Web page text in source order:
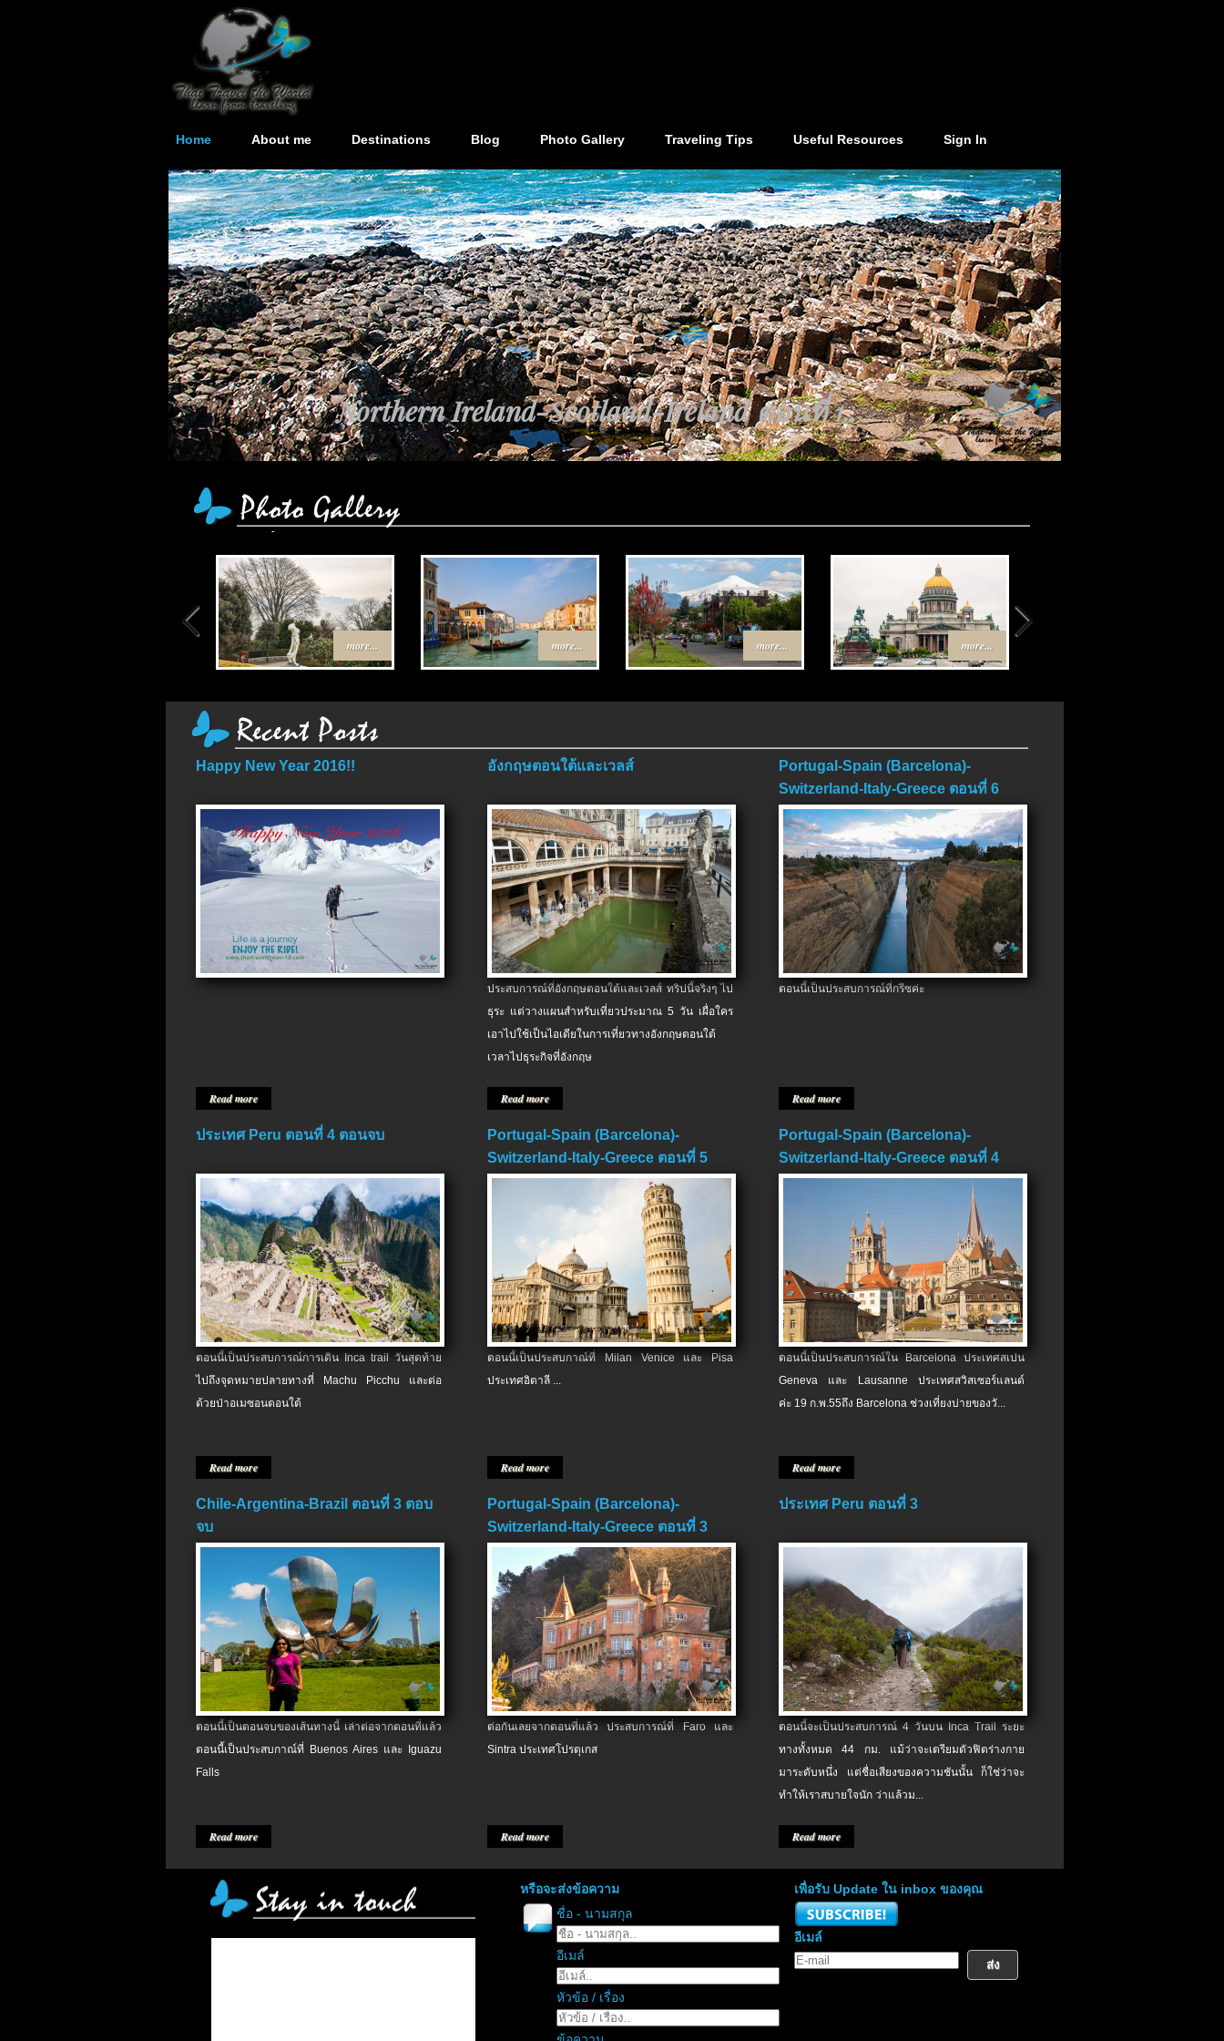
Home About me Destinations Blog Photo Gallery Traveling Tips Useful Resources Sign In
Northern Ireland-Scotland-Ireland ตอนที่ 1..
more... more... more... more...
Happy New Year 2016!!
Read more
อังกฤษตอนใต้และเวลส์
ประสบการณ์ที่อังกฤษตอนใต้และเวลส์ ทริปนี้จริงๆ ไป
ธุระ แต่วางแผนสำหรับเที่ยวประมาณ 5 วัน เผื่อใคร
เอาไปใช้เป็นไอเดียในการเที่ยวทางอังกฤษตอนใต้
เวลาไปธุระกิจที่อังกฤษ
Read more
Portugal-Spain (Barcelona)-
Switzerland-Italy-Greece ตอนที่ 6
ตอนจบ
ตอนนี้เป็นประสบการณ์ที่กรีซค่ะ
Read more
ประเทศ Peru ตอนที่ 4 ตอนจบ
ตอนนี้เป็นประสบการณ์การเดิน Inca trail วันสุดท้าย
ไปถึงจุดหมายปลายทางที่ Machu Picchu และต่อ
ด้วยป่าอเมซอนตอนใต้
Read more
Portugal-Spain (Barcelona)-
Switzerland-Italy-Greece ตอนที่ 5
ตอนนี้เป็นประสบกาณ์ที่ Milan Venice และ Pisa
ประเทศอิตาลี ...
Read more
Portugal-Spain (Barcelona)-
Switzerland-Italy-Greece ตอนที่ 4
ตอนนี้เป็นประสบการณ์ใน Barcelona ประเทศสเปน
Geneva และ Lausanne ประเทศสวิสเซอร์แลนด์
ค่ะ 19 ก.พ.​55ถึง Barcelona ช่วงเที่ยงบ่ายของวั...
Read more
Chile-Argentina-Brazil ตอนที่ 3 ตอบ
จบ
ตอนนี้เป็นตอนจบของเส้นทางนี้ เล่าต่อจากตอนที่แล้ว
ตอนนี้เป็นประสบกาณ์ที่ Buenos Aires และ Iguazu
Falls
Read more
Portugal-Spain (Barcelona)-
Switzerland-Italy-Greece ตอนที่ 3
ต่อกันเลยจากตอนที่แล้ว ประสบการณ์ที่ Faro และ
Sintra ประเทศโปรตุเกส
Read more
ประเทศ Peru ตอนที่ 3
ตอนนี้จะเป็นประสบการณ์ 4 วันบน Inca Trail ระยะ
ทางทั้งหมด 44 กม. แม้ว่าจะเตรียมตัวฟิตร่างกาย
มาระดับหนึ่ง แต่ชื่อเสียงของความชันนั้น ก็ใช่ว่าจะ
ทำให้เราสบายใจนัก ว่าแล้วม...
Read more
หรือจะส่งข้อความ
ชื่อ - นามสกุล
อีเมล์
หัวข้อ / เรื่อง
เพื่อรับ Update ใน inbox ของคุณ
อีเมล์
ส่ง